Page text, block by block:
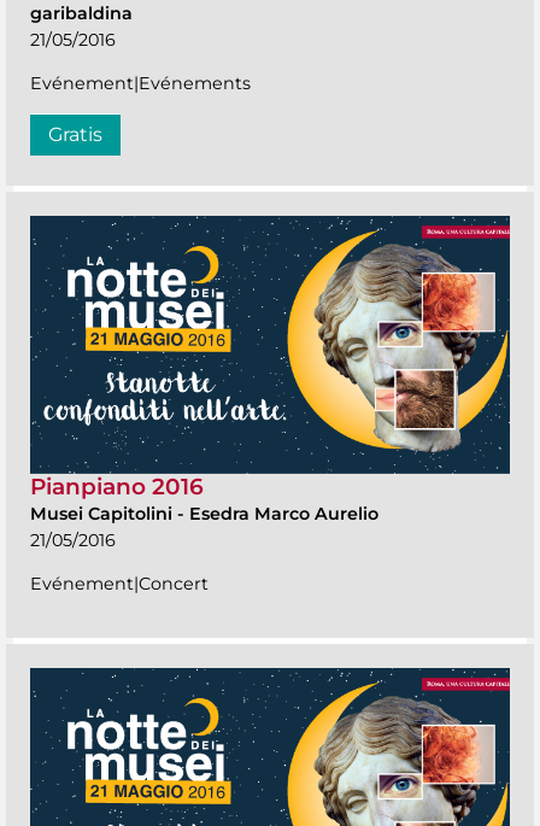
garibaldina
21/05/2016
Evénement|Evénements
Gratis
Pianpiano 2016
Musei Capitolini - Esedra Marco Aurelio
21/05/2016
Evénement|Concert